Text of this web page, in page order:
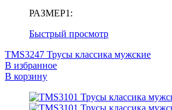
РАЗМЕР1:
Быстрый просмотр
TMS3247 Трусы классика мужские
В избранное
В корзину